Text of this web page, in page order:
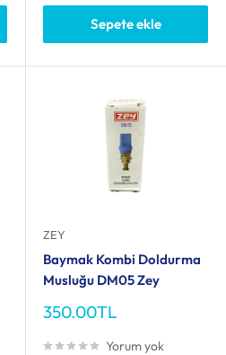
Sepete ekle
ZEY
Baymak Kombi Doldurma
Musluğu DM05 Zey
İndirimli
350.00TL
Yorum yok